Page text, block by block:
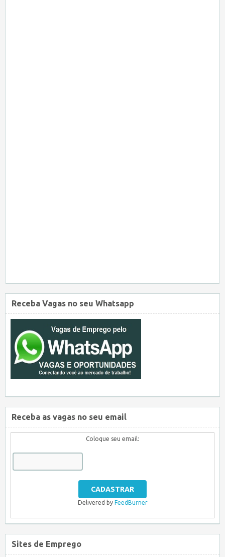
Receba Vagas no seu Whatsapp
Receba as vagas no seu email
Coloque seu email:
Delivered by FeedBurner
Sites de Emprego